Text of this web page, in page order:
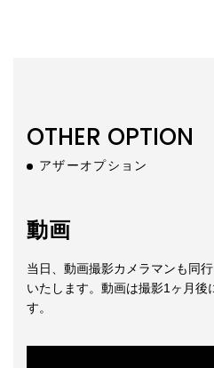
OTHER OPTION
アザーオプション
動画
当日、動画撮影カメラマンも同
いたします。動画は撮影1ヶ月後
す。